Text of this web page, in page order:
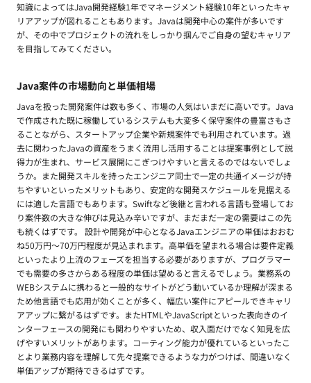
知識によってはJava開発経験1年でマネージメント経験10年といったキャ
リアアップが図れることもあります。Javaは開発中心の案件が多いです
が、その中でプロジェクトの流れをしっかり掴んでご自身の望むキャリア
を目指してみてください。
Java案件の市場動向と単価相場
Javaを扱った開発案件は数も多く、市場の人気はいまだに高いです。Java
で作成された既に稼働しているシステムも大変多く保守案件の豊富さもさ
ることながら、スタートアップ企業や新規案件でも利用されています。過
去に関わったJavaの資産をうまく流用し活用することは提案事例として説
得力が生まれ、サービス展開にこぎつけやすいと言えるのではないでしょ
うか。また開発スキルを持ったエンジニア同士で一定の共通イメージが持
ちやすいといったメリットもあり、安定的な開発スケジュールを見据える
には適した言語でもあります。Swiftなど後継と言われる言語も登場してお
り案件数の大きな伸びは見込み辛いですが、まだまだ一定の需要はこの先
も続くはずです。 設計や開発が中心となるJavaエンジニアの単価はおおむ
ね50万円〜70万円程度が見込まれます。高単価を望まれる場合は要件定義
といったより上流のフェーズを担当する必要がありますが、プログラマー
でも需要の多さからある程度の単価は望めると言えるでしょう。業務系の
WEBシステムに携わると一般的なサイトがどう動いているか理解が深まる
ため他言語でも応用が効くことが多く、幅広い案件にアピールできキャリ
アアップに繋がるはずです。またHTMLやJavaScriptといった表向きのイ
ンターフェースの開発にも関わりやすいため、収入面だけでなく知見を広
げやすいメリットがあります。コーティング能力が優れているといったこ
とより業務内容を理解して先々提案できるような力がつけば、間違いなく
単価アップが期待できるはずです。